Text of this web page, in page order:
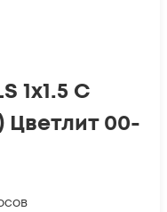
1х1.5 С
Цветлит 00-